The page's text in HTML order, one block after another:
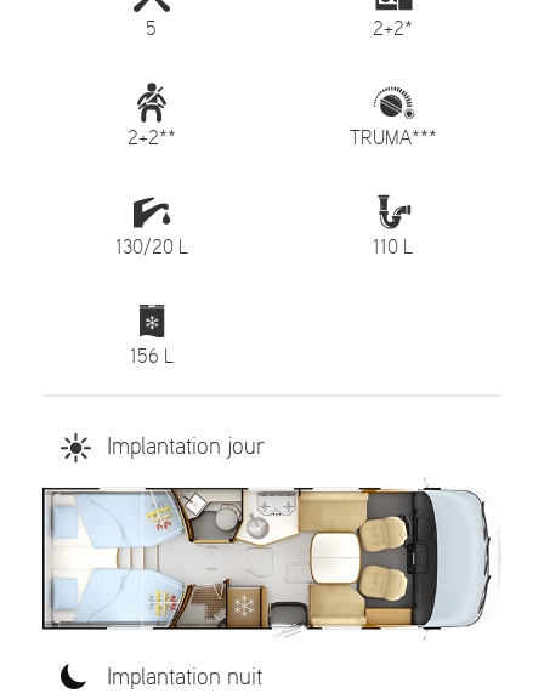
5 2+2*
2+2** TRUMA***
130/20 L 110 L
156 L
Implantation jour
Implantation nuit